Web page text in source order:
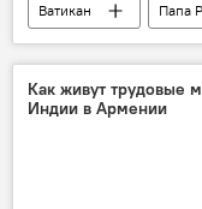
Ватикан Папа
Нагорный Карабах
Как живут трудовые
Индии в Армении